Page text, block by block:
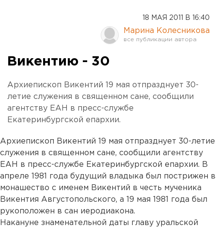
18 МАЯ 2011 В 16:40
Марина Колесникова
Викентию - 30
Архиепископ Викентий 19 мая отпразднует 30-
летие служения в священном сане, сообщили
агентству ЕАН в пресс-службе
Екатеринбургской епархии.
Архиепископ Викентий 19 мая отпразднует 30-летие
служения в священном сане, сообщили агентству
ЕАН в пресс-службе Екатеринбургской епархии. В
апреле 1981 года будущий владыка был пострижен в
монашество с именем Викентий в честь мученика
Викентия Августопольского, а 19 мая 1981 года был
рукоположен в сан иеродиакона.
Накануне знаменательной даты главу уральской